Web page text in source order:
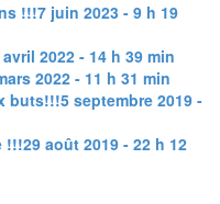
!!!7 juin 2023 - 9 h 19
avril 2022 - 14 h 39 min
2022 - 11 h 31 min
buts!!!5 septembre 2019 -
!!!29 août 2019 - 22 h 12